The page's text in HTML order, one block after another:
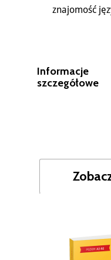
znajomość
Informacje
szczegółowe